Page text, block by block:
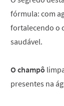
fórmula: com
fortalecendo o
saudável.
O champô
presentes na